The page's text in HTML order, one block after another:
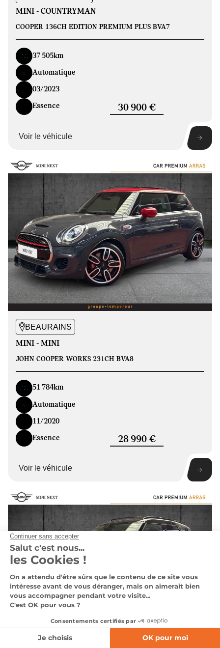
AFFINEZ VOTRE RECHERCHE
MINI - COUNTRYMAN
COOPER 136CH EDITION PREMIUM PLUS BVA7
37 505km
Automatique
03/2023
Essence 30 900 €
Voir le véhicule
BEAURAINS
MINI - MINI
JOHN COOPER WORKS 231CH BVA8
51 784km
Automatique
11/2020
Essence 28 990 €
Voir le véhicule